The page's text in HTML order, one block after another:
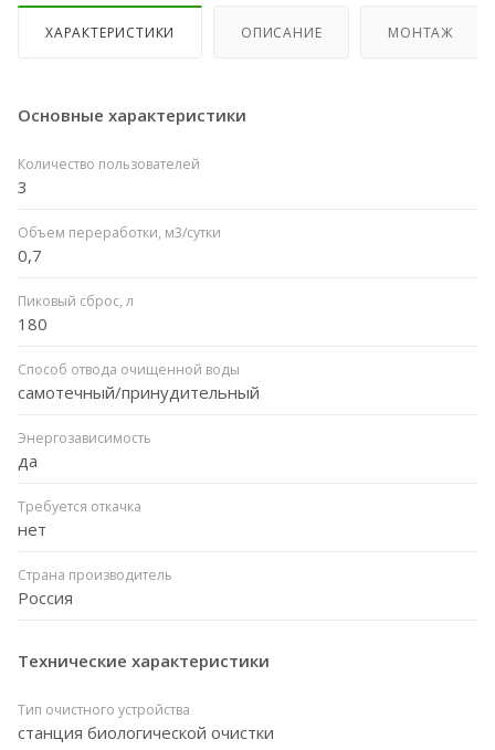
ХАРАКТЕРИСТИКИ ОПИСАНИЕ МОНТАЖ
Основные характеристики
Количество пользователей
3
Объем переработки, м3/сутки
0,7
Пиковый сброс, л
180
Способ отвода очищенной воды
самотечный/принудительный
Энергозависимость
да
Требуется откачка
нет
Страна производитель
Россия
Технические характеристики
Тип очистного устройства
станция биологической очистки